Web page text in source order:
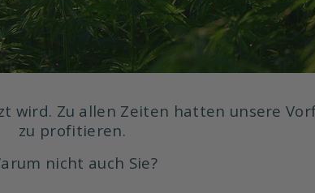
wird. Zu allen Zeiten hatten unsere
zu profitieren.
nicht auch Sie?